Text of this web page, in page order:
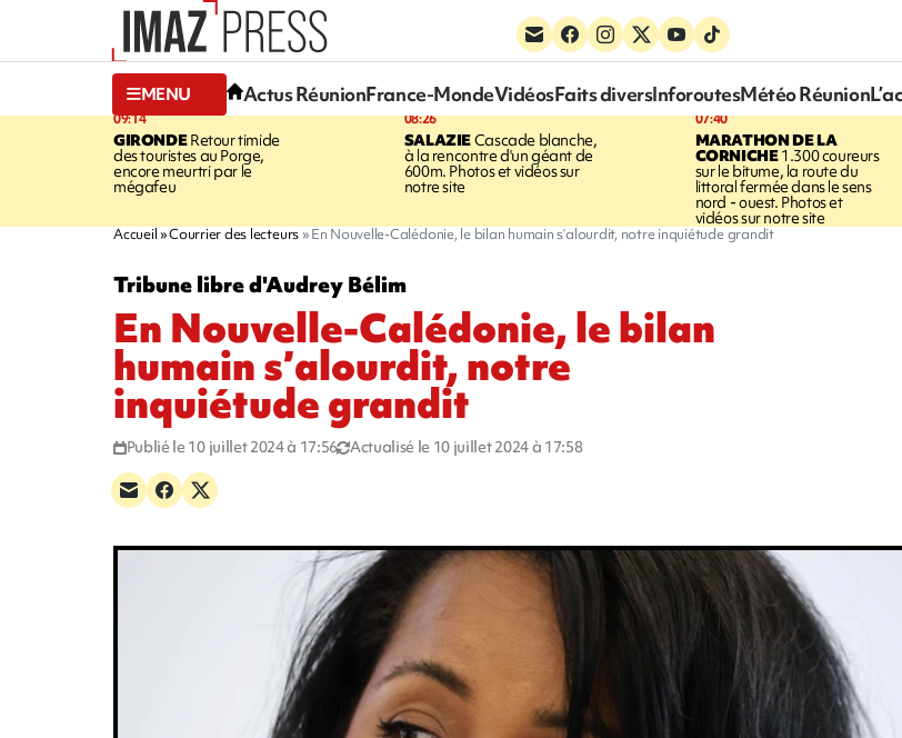
MENU Actus RéunionFrance-MondeVidéosFaits diversInforoutesMétéo Réunion
09:14
GIRONDERetour timide
des touristes au Porge,
encore meurtri par le
mégafeu
08:26
SALAZIECascade blanche,
à la rencontre d'un géant de
600m. Photos et vidéos sur
notre site
07:40
MARATHON DE LA
CORNICHE1.300 coureurs
sur le bitume, la route du
littoral fermée dans le sens
nord - ouest. Photos et
vidéos sur notre site
Accueil Courrier des lecteurs En Nouvelle-Calédonie, le bilan humain s’alourdit, notre inquiétude grandit
Tribune libre d'Audrey Bélim
En Nouvelle-Calédonie, le bilan
humain s’alourdit, notre
inquiétude grandit
Publié le 10 juillet 2024 à 17:56 Actualisé le 10 juillet 2024 à 17:58